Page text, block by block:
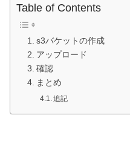
Table of Contents
s3バケットの作成
アップロード
確認
まとめ
追記